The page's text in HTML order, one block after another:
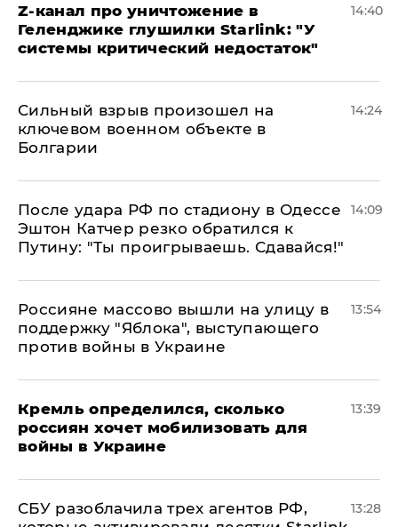
Z-канал про уничтожение в
Геленджике глушилки Starlink: "У
системы критический недостаток"
14:40
Сильный взрыв произошел на
ключевом военном объекте в
Болгарии
14:24
После удара РФ по стадиону в Одессе
Эштон Катчер резко обратился к
Путину: "Ты проигрываешь. Сдавайся!"
14:09
Россияне массово вышли на улицу в
поддержку "Яблока", выступающего
против войны в Украине
13:54
Кремль определился, сколько
россиян хочет мобилизовать для
войны в Украине
13:39
СБУ разоблачила трех агентов РФ,
13:28